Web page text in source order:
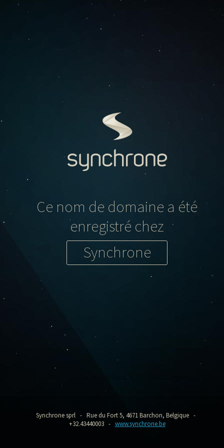
Ce nom de domaine a été
enregistré chez
Synchrone
Synchrone sprl - Rue du Fort 5, 4671 Barchon, Belgique -
+32.43440003 - www.synchrone.be